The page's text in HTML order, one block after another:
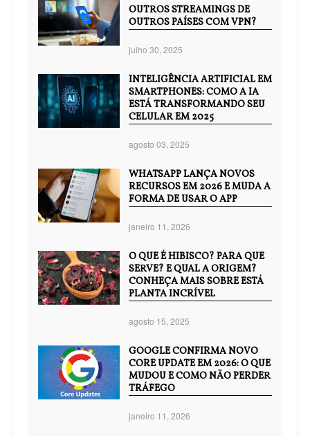
OUTROS STREAMINGS DE
OUTROS PAÍSES COM VPN?
julho 30, 2025
INTELIGÊNCIA ARTIFICIAL EM
SMARTPHONES: COMO A IA
ESTÁ TRANSFORMANDO SEU
CELULAR EM 2025
agosto 03, 2025
WHATSAPP LANÇA NOVOS
RECURSOS EM 2026 E MUDA A
FORMA DE USAR O APP
janeiro 11, 2026
O QUE É HIBISCO? PARA QUE
SERVE? E QUAL A ORIGEM?
CONHEÇA MAIS SOBRE ESTÁ
PLANTA INCRÍVEL
agosto 15, 2025
GOOGLE CONFIRMA NOVO
CORE UPDATE EM 2026: O QUE
MUDOU E COMO NÃO PERDER
TRÁFEGO
janeiro 11, 2026